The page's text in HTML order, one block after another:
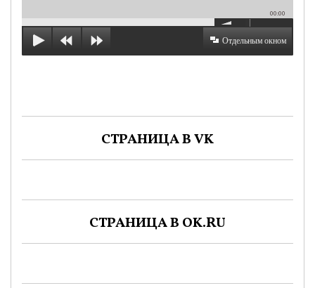
00:00
Отдельным окном
СТРАНИЦА В VK
СТРАНИЦА В OK.RU